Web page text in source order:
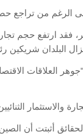
الرغم من تراجع حصة
العلاقات
والاستثمار
أثبتت أن